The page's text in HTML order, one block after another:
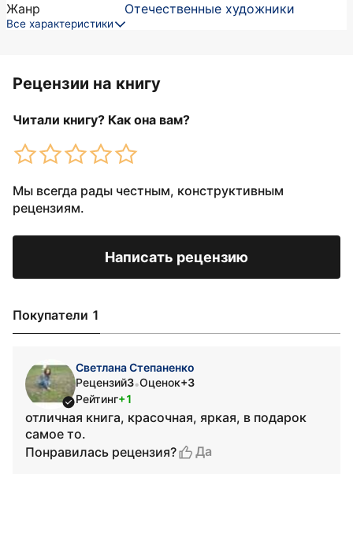
Жанр
Отечественные художники
Все характеристики
Рецензии на книгу
Читали книгу? Как она вам?
Мы всегда рады честным, конструктивным
рецензиям.
Написать рецензию
Покупатели 1
Светлана Степаненко
Рецензий3•Оценок+3
Рейтинг+1
отличная книга, красочная, яркая, в подарок
самое то.
Понравилась рецензия?
Да